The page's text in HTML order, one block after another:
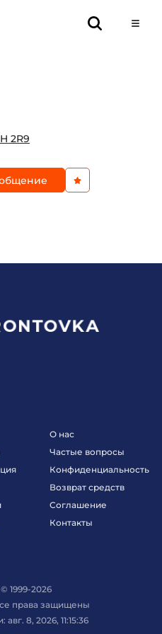
2R9
О нас
Частые вопросы
Конфиденциальность
Возврат средств
Соглашение
Контакты
1999-2026
права защищены
8, 2026, 11:15:36